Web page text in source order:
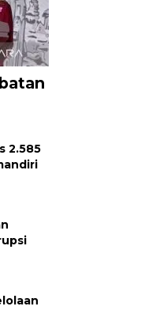
2.585